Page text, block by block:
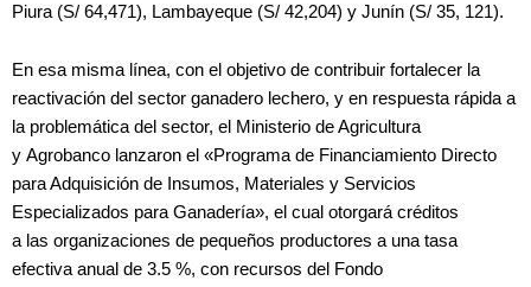
Piura (S/ 64,471), Lambayeque (S/ 42,204) y Junín (S/ 35, 121).
En esa misma línea, con el objetivo de contribuir fortalecer la
reactivación del sector ganadero lechero, y en respuesta rápida a
la problemática del sector, el Ministerio de Agricultura
y Agrobanco lanzaron el «Programa de Financiamiento Directo
para Adquisición de Insumos, Materiales y Servicios
Especializados para Ganadería», el cual otorgará créditos
a las organizaciones de pequeños productores a una tasa
efectiva anual de 3.5 %, con recursos del Fondo